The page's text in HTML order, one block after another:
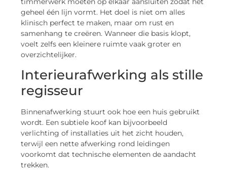
geheel één lijn vormt. Het doel is niet om alles
klinisch perfect te maken, maar om rust en
samenhang te creëren. Wanneer die basis klopt,
voelt zelfs een kleinere ruimte vaak groter en
overzichtelijker.
Interieurafwerking als stille
regisseur
Binnenafwerking stuurt ook hoe een huis gebruikt
wordt. Een subtiele koof kan bijvoorbeeld
verlichting of installaties uit het zicht houden,
terwijl een nette afwerking rond leidingen
voorkomt dat technische elementen de aandacht
trekken.